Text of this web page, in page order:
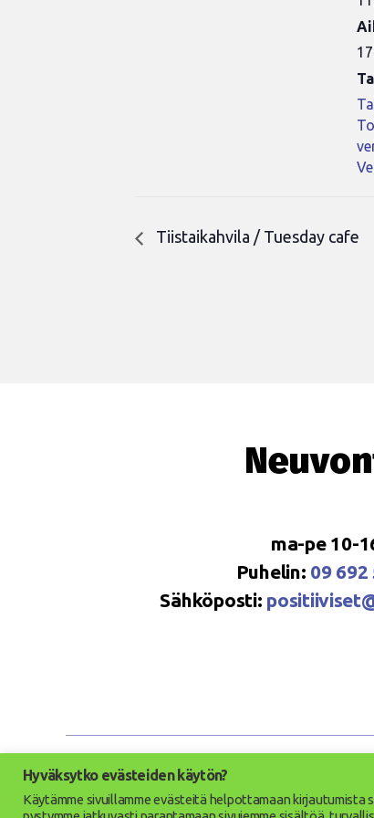
Tiistaikahvila / Tuesday cafe
ma-pe 10-
Puhelin: 09 692
Sähköposti:
Hyväksytko evästeiden käytön?
Käytämme sivuillamme evästeitä helpottamaan kirjautumista